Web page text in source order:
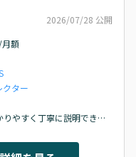
2026/07/28 公開
額
クター
やすく丁寧に説明できる
ロジェクト管理能力